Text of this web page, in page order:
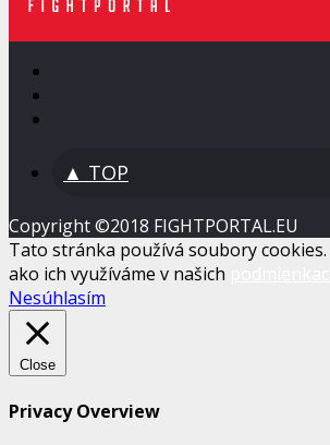
▲ TOP
Copyright ©2018 FIGHTPORTAL.EU
Tato stránka používá soubory
ako ich využíváme v našich
Nesúhlasím
Close
Privacy Overview